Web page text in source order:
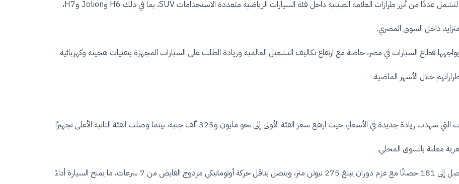
والشحن وتغيرات أسعار الصرف. وجاءت الزيادات الأخيرة لتشمل عددًا من أبرز طرازات العلامة الصينية داخل فئة السيارات الرياضية متعددة الاستخدامات SUV، بما في ذلك H6 وJolion وH7،
داخل السوق المصري.
قطاع السيارات في مصر، خاصة مع ارتفاع تكاليف التشغيل العالمية وزيادة الطلب على السيارات المجهزة بتقنيات هجينة وكهربائية
خلال الأشهر الماضية.
جاءت سيارة هافال H6 موديل 2026 ضمن أبرز الطرازات التي شهدت زيادة جديدة في الأسعار، حيث ارتفع سعر الفئة الأولى إلى نحو مليون و325 ألف جنيه، بينما وصلت الفئة الثانية الأعلى تجهيزًا
وتعتمد السيارة على محرك تيربو سعة 1.5 لتر يولد قوة تصل إلى 181 حصانًا مع عزم دوران يبلغ 275 نيوتن متر، ويتصل بناقل حركة أوتوماتيكي مزدوج القابض من 7 سرعات، ما يمنح السيارة أداءً